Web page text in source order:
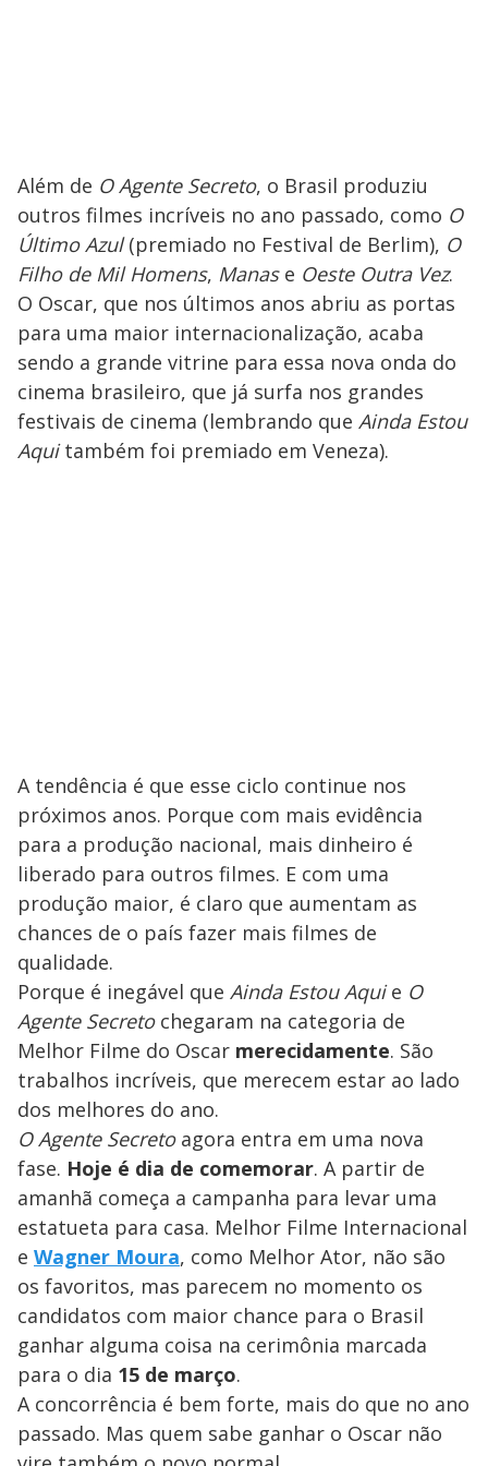
Além de O Agente Secreto, o Brasil produziu
outros filmes incríveis no ano passado, como O
Último Azul(premiado no Festival de Berlim), O
Filho de Mil Homens, Manase Oeste Outra Vez.
O Oscar, que nos últimos anos abriu as portas
para uma maior internacionalização, acaba
sendo a grande vitrine para essa nova onda do
cinema brasileiro, que já surfa nos grandes
festivais de cinema (lembrando que Ainda Estou
Aquitambém foi premiado em Veneza).
A tendência é que esse ciclo continue nos
próximos anos. Porque com mais evidência
para a produção nacional, mais dinheiro é
liberado para outros filmes. E com uma
produção maior, é claro que aumentam as
chances de o país fazer mais filmes de
qualidade.
Porque é inegável que Ainda Estou Aquie O
Agente Secretochegaram na categoria de
Melhor Filme do Oscar merecidamente. São
trabalhos incríveis, que merecem estar ao lado
dos melhores do ano.
O Agente Secretoagora entra em uma nova
fase. Hoje é dia de comemorar. A partir de
amanhã começa a campanha para levar uma
estatueta para casa. Melhor Filme Internacional
e Wagner Moura, como Melhor Ator, não são
os favoritos, mas parecem no momento os
candidatos com maior chance para o Brasil
ganhar alguma coisa na cerimônia marcada
para o dia 15 de março.
A concorrência é bem forte, mais do que no ano
passado. Mas quem sabe ganhar o Oscar não